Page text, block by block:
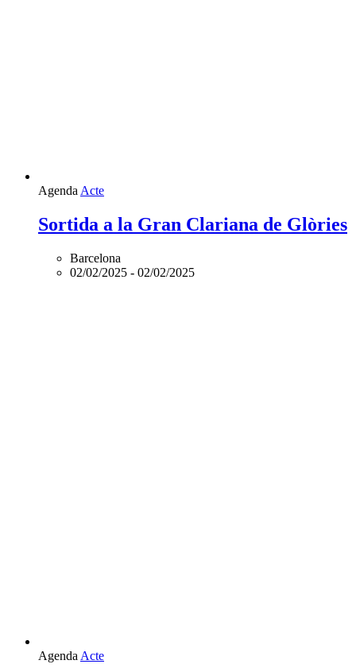
Agenda Acte
Sortida a la Gran Clariana de Glòries
Barcelona
02/02/2025 - 02/02/2025
Agenda Acte